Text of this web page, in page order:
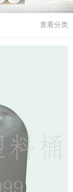
查看分类